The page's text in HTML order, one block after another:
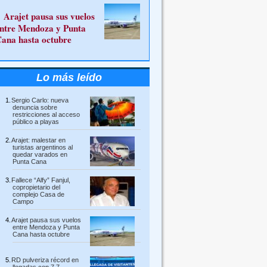
Arajet pausa sus vuelos
Mendoza y Punta
hasta octubre
Lo más leído
Sergio Carlo: nueva
denuncia sobre
restricciones al acceso
público a playas
Arajet: malestar en
turistas argentinos al
quedar varados en
Punta Cana
Fallece “Alfy” Fanjul,
copropietario del
complejo Casa de
Campo
Arajet pausa sus vuelos
entre Mendoza y Punta
Cana hasta octubre
RD pulveriza récord en